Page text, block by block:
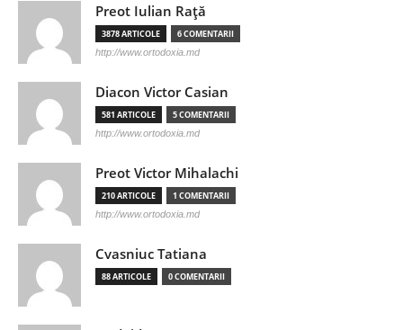
Preot Iulian Raţă
3878 ARTICOLE 6 COMENTARII
http://www.ortodoxia.md
Diacon Victor Casian
581 ARTICOLE 5 COMENTARII
http://www.ortodoxia.md
Preot Victor Mihalachi
210 ARTICOLE 1 COMENTARII
http://www.ortodoxia.md
Cvasniuc Tatiana
88 ARTICOLE 0 COMENTARII